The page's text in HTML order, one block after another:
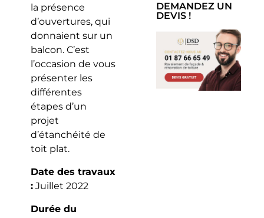
la présence
d’ouvertures, qui
donnaient sur un
balcon. C’est
l’occasion de vous
présenter les
différentes
étapes d’un
projet
d’étanchéité de
toit plat.
Date des travaux
:Juillet 2022
Durée du
DEMANDEZ UN
DEVIS !